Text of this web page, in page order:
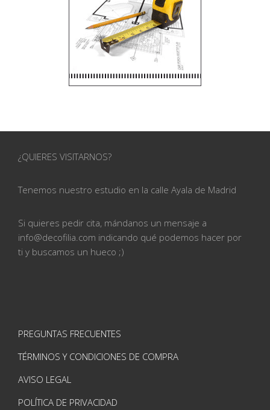
¿QUIERES VISITARNOS?
Tenemos nuestro estudio en la calle Ayala de Madrid
Si quieres pedir cita, mándanos un mensaje a
info@decofilia.com indicando qué podemos hacer por
ti y buscamos un hueco ;)
PREGUNTAS FRECUENTES
TÉRMINOS Y CONDICIONES DE COMPRA
AVISO LEGAL
POLÍTICA DE PRIVACIDAD